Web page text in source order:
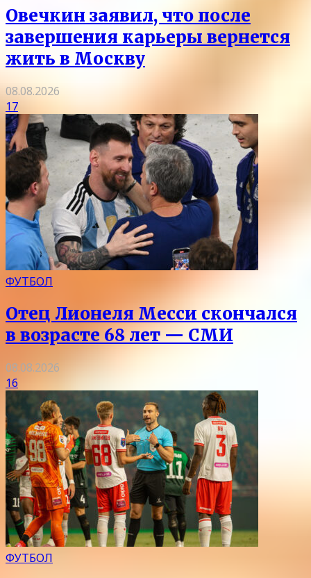
Овечкин заявил, что после
завершения карьеры вернется
жить в Москву
08.08.2026
17
ФУТБОЛ
Отец Лионеля Месси скончался
в возрасте 68 лет — СМИ
08.08.2026
16
ФУТБОЛ